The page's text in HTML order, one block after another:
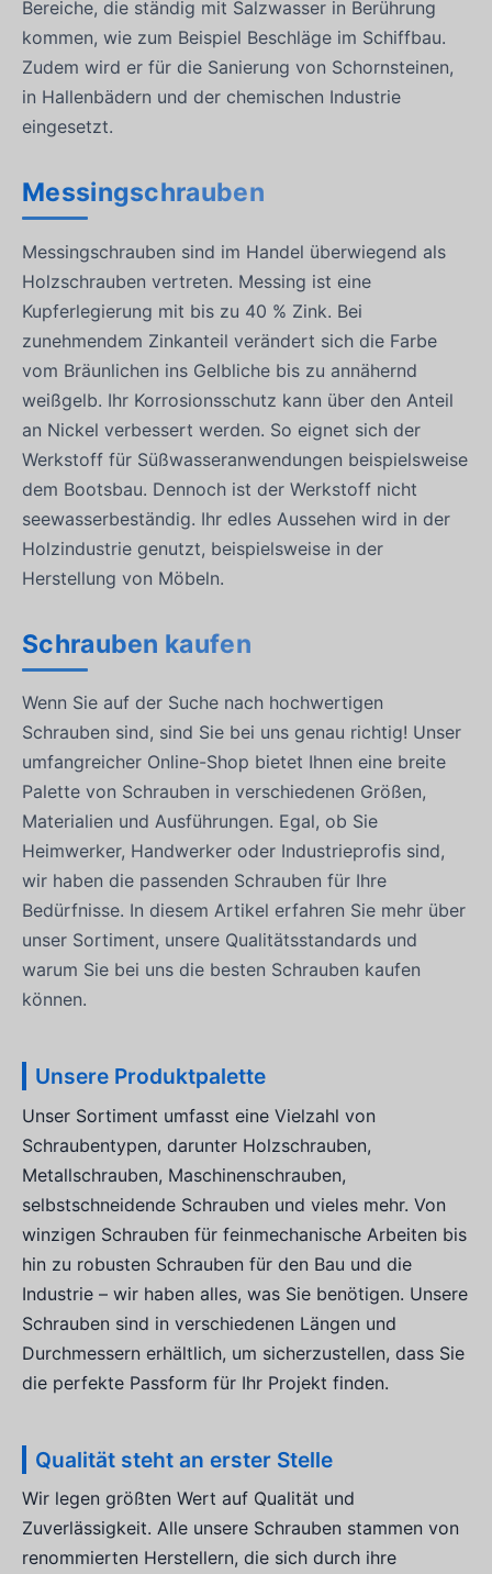
Bereiche, die ständig mit Salzwasser in Berührung
kommen, wie zum Beispiel Beschläge im Schiffbau.
Zudem wird er für die Sanierung von Schornsteinen,
in Hallenbädern und der chemischen Industrie
eingesetzt.
Messingschrauben
Messingschrauben sind im Handel überwiegend als
Holzschrauben vertreten. Messing ist eine
Kupferlegierung mit bis zu 40 % Zink. Bei
zunehmendem Zinkanteil verändert sich die Farbe
vom Bräunlichen ins Gelbliche bis zu annähernd
weißgelb. Ihr Korrosionsschutz kann über den Anteil
an Nickel verbessert werden. So eignet sich der
Werkstoff für Süßwasseranwendungen beispielsweise
dem Bootsbau. Dennoch ist der Werkstoff nicht
seewasserbeständig. Ihr edles Aussehen wird in der
Holzindustrie genutzt, beispielsweise in der
Herstellung von Möbeln.
Schrauben kaufen
Wenn Sie auf der Suche nach hochwertigen
Schrauben sind, sind Sie bei uns genau richtig! Unser
umfangreicher Online-Shop bietet Ihnen eine breite
Palette von Schrauben in verschiedenen Größen,
Materialien und Ausführungen. Egal, ob Sie
Heimwerker, Handwerker oder Industrieprofis sind,
wir haben die passenden Schrauben für Ihre
Bedürfnisse. In diesem Artikel erfahren Sie mehr über
unser Sortiment, unsere Qualitätsstandards und
warum Sie bei uns die besten Schrauben kaufen
können.
Unsere Produktpalette
Unser Sortiment umfasst eine Vielzahl von
Schraubentypen, darunter Holzschrauben,
Metallschrauben, Maschinenschrauben,
selbstschneidende Schrauben und vieles mehr. Von
winzigen Schrauben für feinmechanische Arbeiten bis
hin zu robusten Schrauben für den Bau und die
Industrie – wir haben alles, was Sie benötigen. Unsere
Schrauben sind in verschiedenen Längen und
Durchmessern erhältlich, um sicherzustellen, dass Sie
die perfekte Passform für Ihr Projekt finden.
Qualität steht an erster Stelle
Wir legen größten Wert auf Qualität und
Zuverlässigkeit. Alle unsere Schrauben stammen von
renommierten Herstellern, die sich durch ihre